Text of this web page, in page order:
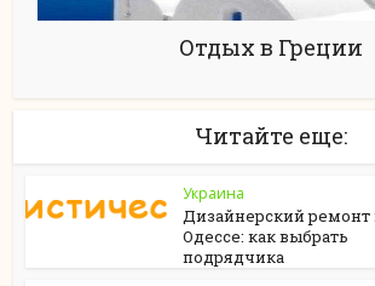
Отдых в Греции
Читайте еще:
Украина
Дизайнерский ремонт
Одессе: как выбрать
подрядчика